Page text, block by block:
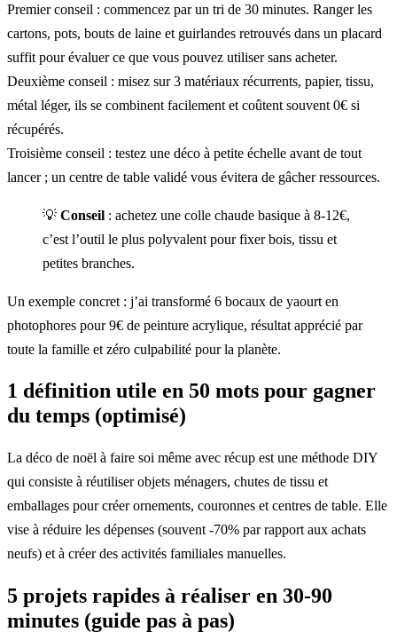
Premier conseil : commencez par un tri de 30 minutes. Ranger les
cartons, pots, bouts de laine et guirlandes retrouvés dans un placard
suffit pour évaluer ce que vous pouvez utiliser sans acheter.
Deuxième conseil : misez sur 3 matériaux récurrents, papier, tissu,
métal léger, ils se combinent facilement et coûtent souvent 0€ si
récupérés.
Troisième conseil : testez une déco à petite échelle avant de tout
lancer ; un centre de table validé vous évitera de gâcher ressources.
💡 Conseil : achetez une colle chaude basique à 8-12€,
c’est l’outil le plus polyvalent pour fixer bois, tissu et
petites branches.
Un exemple concret : j’ai transformé 6 bocaux de yaourt en
photophores pour 9€ de peinture acrylique, résultat apprécié par
toute la famille et zéro culpabilité pour la planète.
1 définition utile en 50 mots pour gagner
du temps (optimisé)
La déco de noël à faire soi même avec récup est une méthode DIY
qui consiste à réutiliser objets ménagers, chutes de tissu et
emballages pour créer ornements, couronnes et centres de table. Elle
vise à réduire les dépenses (souvent -70% par rapport aux achats
neufs) et à créer des activités familiales manuelles.
5 projets rapides à réaliser en 30-90
minutes (guide pas à pas)